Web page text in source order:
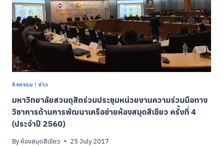
กิจกรรม |ข่าว
มหาวิทยาลัยสวนดุสิตร่วมประชุมหน่วยงานความร่วมมือทาง
วิชาการด้านการพัฒนาเครือข่ายห้องสมุดสีเขียว ครั้งที่ 4
(ประจำปี 2560)
By ห้องสมุดสีเขียว 25 July 2017